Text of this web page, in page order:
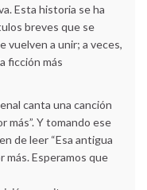
Esta historia se ha
breves que se
vuelven a unir; a veces,
ficción más
canta una canción
más”. Y tomando ese
de leer “Esa antigua
Esperamos que